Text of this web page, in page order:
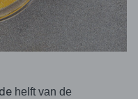
helft van de